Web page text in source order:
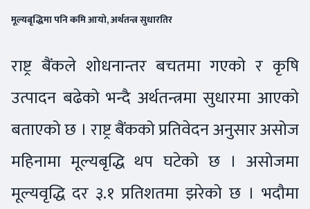
मूल्यबृद्धिमा पनि कमि आयो, अर्थतन्त्र सुधारतिर
राष्ट्र बैंकले शोधनान्तर बचतमा गएको र कृषि
उत्पादन बढेको भन्दै अर्थतन्त्रमा सुधारमा आएको
बताएको छ । राष्ट्र बैंकको प्रतिवेदन अनुसार असोज
महिनामा मूल्यबृद्धि थप घटेको छ । असोजमा
मूल्यवृद्धि दर ३.१ प्रतिशतमा झरेको छ । भदौमा